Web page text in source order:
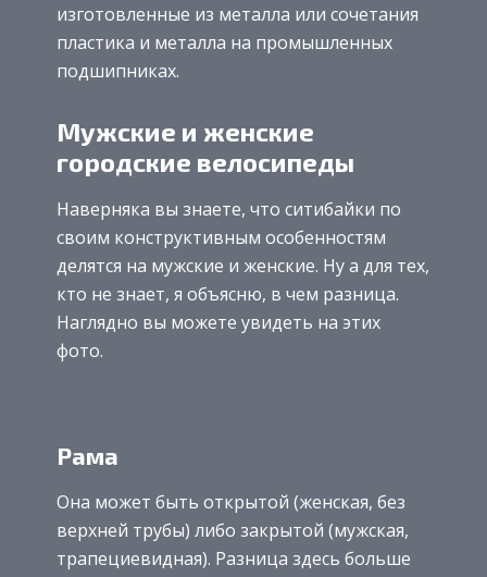
изготовленные из металла или сочетания
пластика и металла на промышленных
подшипниках.
Мужские и женские
городские велосипеды
Наверняка вы знаете, что ситибайки по
своим конструктивным особенностям
делятся на мужские и женские. Ну а для тех,
кто не знает, я объясню, в чем разница.
Наглядно вы можете увидеть на этих
фото.
Рама
Она может быть открытой (женская, без
верхней трубы) либо закрытой (мужская,
трапециевидная). Разница здесь больше